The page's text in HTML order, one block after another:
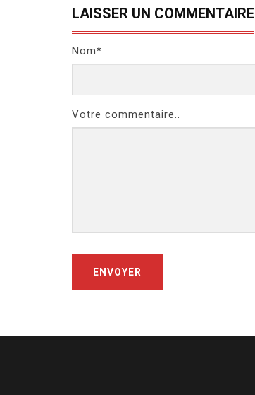
LAISSER UN COMMENTAIRE
Nom*
Votre commentaire..
ENVOYER